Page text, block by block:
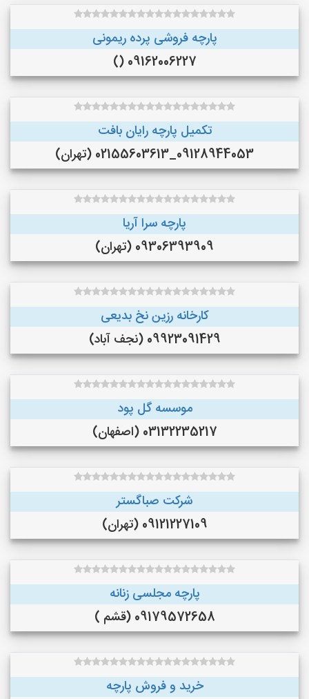
پارچه فروشی پرده ریمونی
09162006227 ()
تکمیل پارچه رایان بافت
09128944053_02155603613 (تهران)
پارچه سرا آریا
09306393909 (تهران)
کارخانه رزین نخ بدیعی
09923091429 (نجف‌ آباد)
موسسه گل پود
03132235217 (اصفهان)
شرکت صباگستر
09121227109 (تهران)
پارچه مجلسی زنانه
09179572658 (قشم )
خرید و فروش پارچه